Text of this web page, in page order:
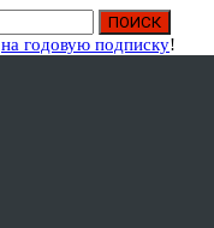
на годовую подписку!